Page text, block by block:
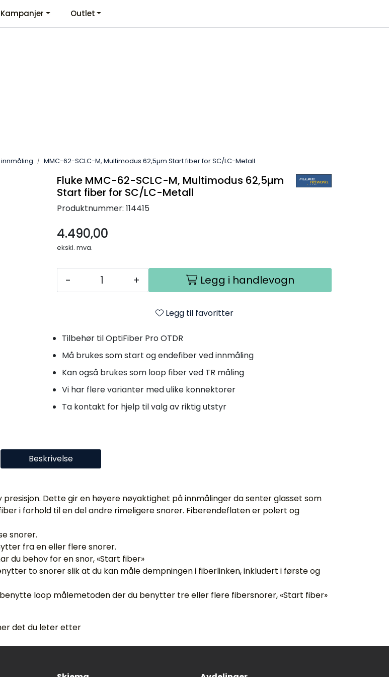
Kampanjer Outlet
MMC-62-SCLC-M, Multimodus 62,5µm Start fiber for SC/LC-Metall
Fluke MMC-62-SCLC-M, Multimodus 62,5µm
Start fiber for SC/LC-Metall
Produktnummer: 114415
4.490,00
ekskl. mva.
- + Legg i handlevogn
Legg til favoritter
Tilbehør til OptiFiber Pro OTDR
Må brukes som start og endefiber ved innmåling
Kan også brukes som loop fiber ved TR måling
Vi har flere varianter med ulike konnektorer
Ta kontakt for hjelp til valg av riktig utstyr
Beskrivelse
Dette gir en høyere nøyaktighet på innmålinger da senter glasset som
i forhold til en del andre rimeligere snorer. Fiberendeflaten er polert og
snorer.
fra en eller flere snorer.
du behov for en snor, «Start fiber»
to snorer slik at du kan måle dempningen i fiberlinken, inkludert i første og
loop målemetoden der du benytter tre eller flere fibersnorer, «Start fiber»
det du leter etter